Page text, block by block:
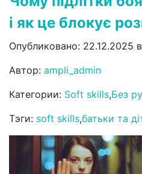
і як це блокує
Опубликовано: 22.12.2025
Автор: ampli_admin
Категории: Soft skills,Без
Тэги: soft skills,батьки та